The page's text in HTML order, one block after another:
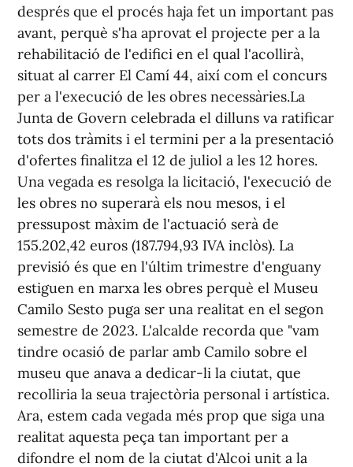
després que el procés haja fet un important pas
avant, perquè s'ha aprovat el projecte per a la
rehabilitació de l'edifici en el qual l'acollirà,
situat al carrer El Camí 44, així com el concurs
per a l'execució de les obres necessàries.La
Junta de Govern celebrada el dilluns va ratificar
tots dos tràmits i el termini per a la presentació
d'ofertes finalitza el 12 de juliol a les 12 hores.
Una vegada es resolga la licitació, l'execució de
les obres no superarà els nou mesos, i el
pressupost màxim de l'actuació serà de
155.202,42 euros (187.794,93 IVA inclòs). La
previsió és que en l'últim trimestre d'enguany
estiguen en marxa les obres perquè el Museu
Camilo Sesto puga ser una realitat en el segon
semestre de 2023. L'alcalde recorda que "vam
tindre ocasió de parlar amb Camilo sobre el
museu que anava a dedicar-li la ciutat, que
recolliria la seua trajectòria personal i artística.
Ara, estem cada vegada més prop que siga una
realitat aquesta peça tan important per a
difondre el nom de la ciutat d'Alcoi unit a la